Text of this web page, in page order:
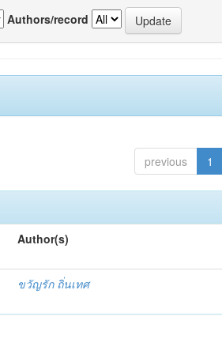
Authors/record
previous 1
Author(s)
ขวัญรัก ถิ่นเทศ